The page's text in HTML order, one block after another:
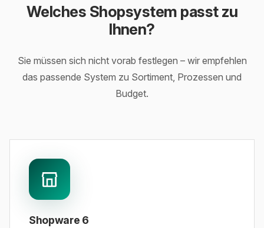
Welches Shopsystem passt zu
Ihnen?
Sie müssen sich nicht vorab festlegen – wir empfehlen
das passende System zu Sortiment, Prozessen und
Budget.
Shopware 6